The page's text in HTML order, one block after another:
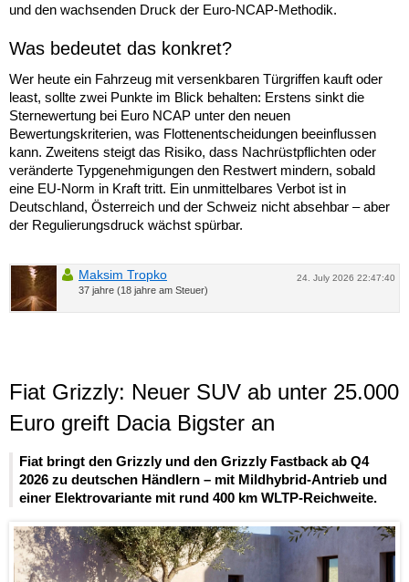
und den wachsenden Druck der Euro-NCAP-Methodik.
Was bedeutet das konkret?
Wer heute ein Fahrzeug mit versenkbaren Türgriffen kauft oder
least, sollte zwei Punkte im Blick behalten: Erstens sinkt die
Sternewertung bei Euro NCAP unter den neuen
Bewertungskriterien, was Flottenentscheidungen beeinflussen
kann. Zweitens steigt das Risiko, dass Nachrüstpflichten oder
veränderte Typgenehmigungen den Restwert mindern, sobald
eine EU-Norm in Kraft tritt. Ein unmittelbares Verbot ist in
Deutschland, Österreich und der Schweiz nicht absehbar – aber
der Regulierungsdruck wächst spürbar.
24. July 2026 22:47:40
Maksim Tropko
37 jahre (18 jahre am Steuer)
Fiat Grizzly: Neuer SUV ab unter 25.000
Euro greift Dacia Bigster an
Fiat bringt den Grizzly und den Grizzly Fastback ab Q4
2026 zu deutschen Händlern – mit Mildhybrid-Antrieb und
einer Elektrovariante mit rund 400 km WLTP-Reichweite.